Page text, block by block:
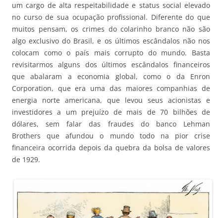
um cargo de alta respeitabilidade e status social elevado
no curso de sua ocupação profissional. Diferente do que
muitos pensam, os crimes do colarinho branco não são
algo exclusivo do Brasil, e os últimos escândalos não nos
colocam como o país mais corrupto do mundo. Basta
revisitarmos alguns dos últimos escândalos financeiros
que abalaram a economia global, como o da Enron
Corporation, que era uma das maiores companhias de
energia norte americana, que levou seus acionistas e
investidores a um prejuízo de mais de 70 bilhões de
dólares, sem falar das fraudes do banco Lehman
Brothers que afundou o mundo todo na pior crise
financeira ocorrida depois da quebra da bolsa de valores
de 1929.